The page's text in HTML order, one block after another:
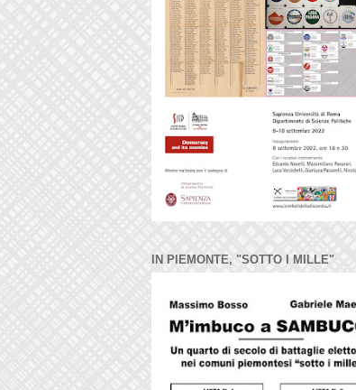
IN PIEMONTE, "SOTTO I MILLE"